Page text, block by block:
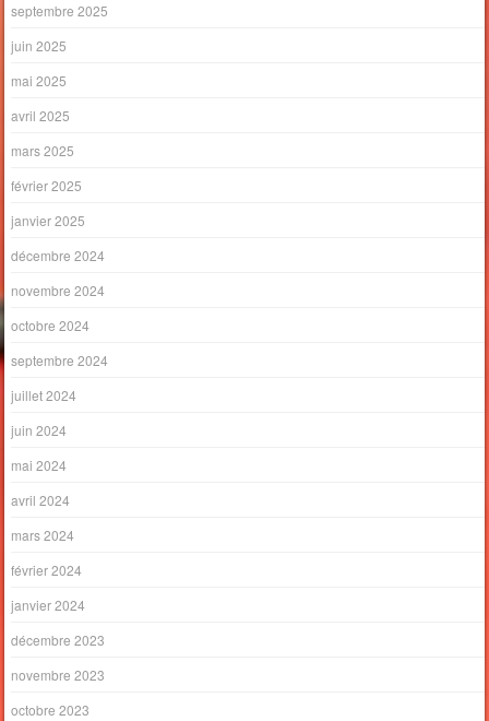
septembre 2025
juin 2025
mai 2025
avril 2025
mars 2025
février 2025
janvier 2025
décembre 2024
novembre 2024
octobre 2024
septembre 2024
juillet 2024
juin 2024
mai 2024
avril 2024
mars 2024
février 2024
janvier 2024
décembre 2023
novembre 2023
octobre 2023